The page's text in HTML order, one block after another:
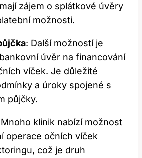
zájem o splátkové úvěry
možnosti.
: Další možností je
úvěr na financování
víček. Je důležité
a úroky spojené s
půjčky.
Mnoho klinik nabízí možnost
operace očních víček
což je druh